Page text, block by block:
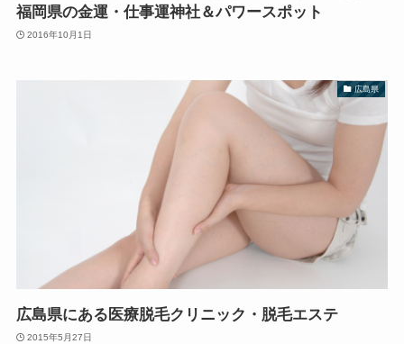
福岡県の金運・仕事運神社＆パワースポット
2016年10月1日
広島県
広島県にある医療脱毛クリニック・脱毛エステ
2015年5月27日